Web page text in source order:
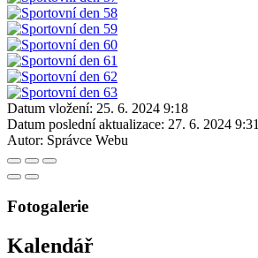
Datum vložení: 25. 6. 2024 9:18
Datum poslední aktualizace: 27. 6. 2024 9:31
Autor: Správce Webu
Fotogalerie
Kalendář